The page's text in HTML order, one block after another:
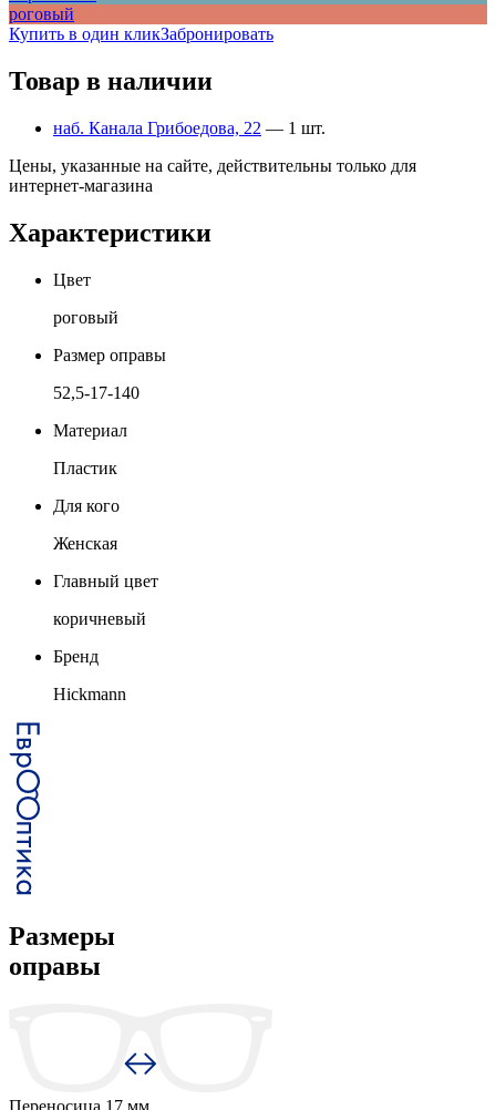
роговый
Купить в один кликЗабронировать
Товар в наличии
наб. Канала Грибоедова, 22 — 1 шт.
Цены, указанные на сайте, действительны только для
интернет-магазина
Характеристики
Цвет
роговый
Размер оправы
52,5-17-140
Материал
Пластик
Для кого
Женская
Главный цвет
коричневый
Бренд
Hickmann
Размеры
оправы
Переносица 17 мм